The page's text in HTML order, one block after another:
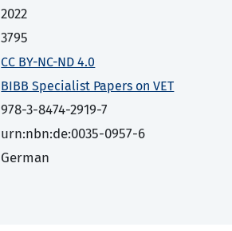
2022
3795
CC BY-NC-ND 4.0
BIBB Specialist Papers on VET
978-3-8474-2919-7
urn:nbn:de:0035-0957-6
German